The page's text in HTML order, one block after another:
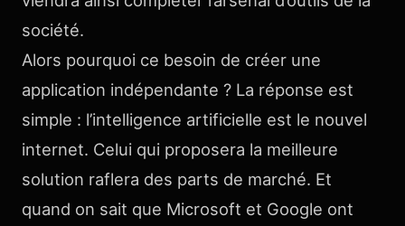
société.
Alors pourquoi ce besoin de créer une
application indépendante ? La réponse est
simple : l’intelligence artificielle est le nouvel
internet. Celui qui proposera la meilleure
solution raflera des parts de marché. Et
quand on sait que Microsoft et Google ont